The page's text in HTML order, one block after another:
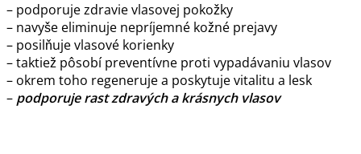
– podporuje zdravie vlasovej pokožky
– navyše eliminuje nepríjemné kožné prejavy
– posilňuje vlasové korienky
– taktiež pôsobí preventívne proti vypadávaniu vlasov
– okrem toho regeneruje a poskytuje vitalitu a lesk
– podporuje rast zdravých a krásnych vlasov